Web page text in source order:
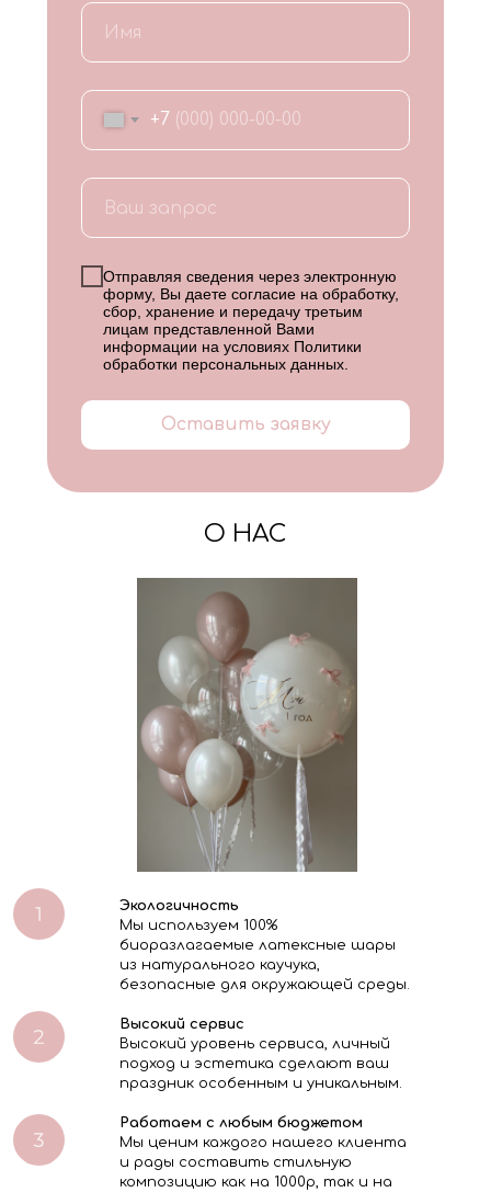
+7
Отправляя сведения через электронную
форму, Вы даете согласие на обработку,
сбор, хранение и передачу третьим
лицам представленной Вами
информации на условиях Политики
обработки персональных данных
Оставить заявку
О НАС
Экологичность
Мы используем 100%
биоразлагаемые латексные шары
из натурального каучука,
безопасные для окружающей среды.
Высокий сервис
Высокий уровень сервиса, личный
подход и эстетика сделают ваш
праздник особенным и уникальным.
Работаем с любым бюджетом
Мы ценим каждого нашего клиента
и рады составить стильную
композицию как на 1000р, так и на